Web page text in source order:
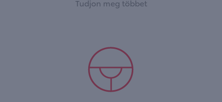
Tudjon meg többet